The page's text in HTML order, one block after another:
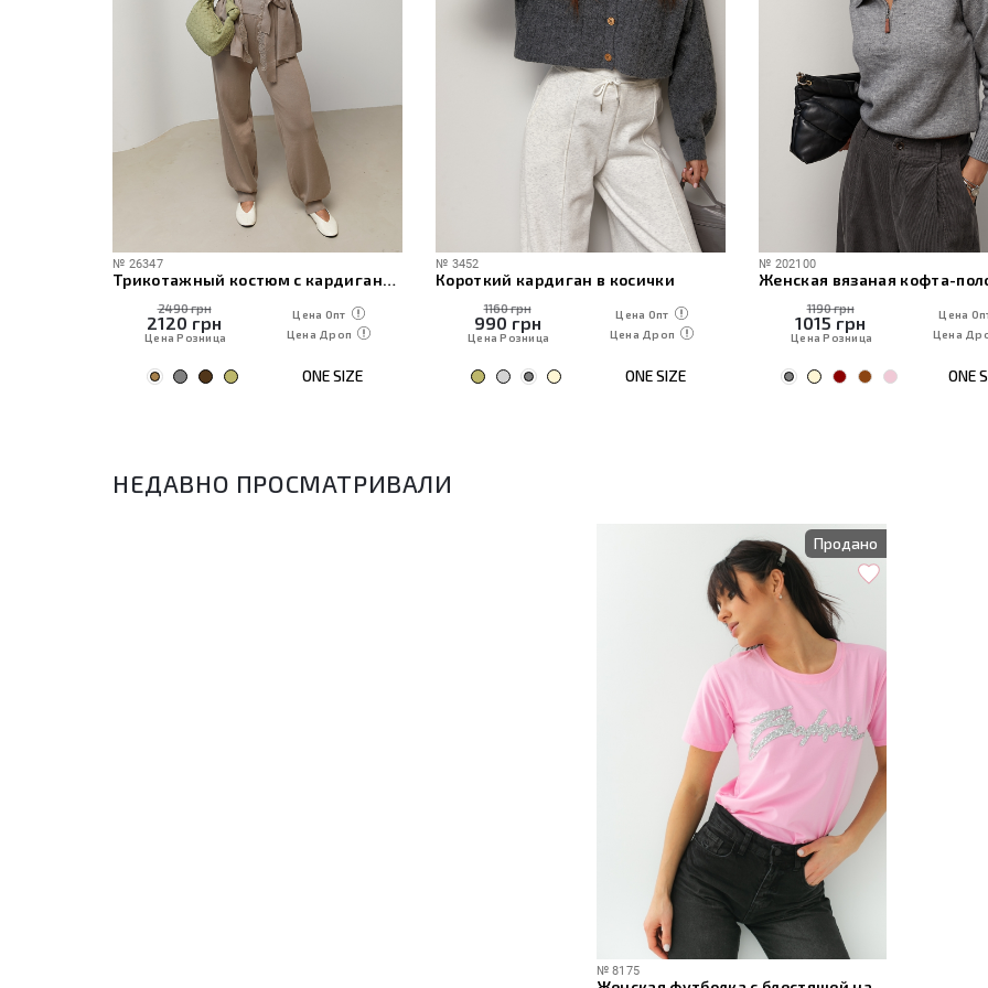
№ 26347
Трикотажный костюм с кардиганом, топом и брюками
2490 грн
2120 грн
Цена Розница
Цена Опт
Цена Дроп
ONE SIZE
№ 3452
Короткий кардиган в косички
1160 грн
990 грн
Цена Розница
Цена Опт
Цена Дроп
ONE SIZE
№ 202100
1190 грн
1015 грн
Цена Розница
Цена
Цена
ONE
НЕДАВНО ПРОСМАТРИВАЛИ
Продано
№ 8175